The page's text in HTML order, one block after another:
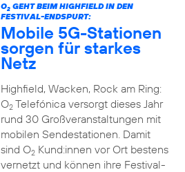
O2GEHT BEIM HIGHFIELD IN DEN
FESTIVAL-ENDSPURT:
Mobile 5G-Stationen
sorgen für starkes
Netz
Highfield, Wacken, Rock am Ring:
O2Telefónica versorgt dieses Jahr
rund 30 Großveranstaltungen mit
mobilen Sendestationen. Damit
sind O2Kund:innen vor Ort bestens
vernetzt und können ihre Festival-